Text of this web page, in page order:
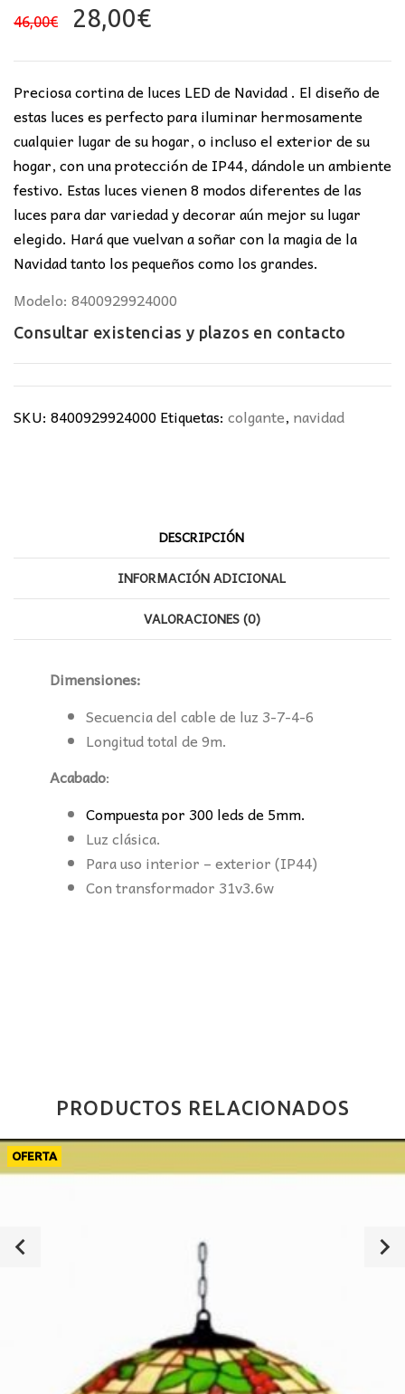
46,00€
El
original
era:
46,00€.
28,00€El
actual
es:
28,00€.
Preciosa cortina de luces LED de Navidad . El diseño de
estas luces es perfecto para iluminar hermosamente
cualquier lugar de su hogar, o incluso el exterior de su
hogar, con una protección de IP44, dándole un ambiente
festivo. Estas luces vienen 8 modos diferentes de las
luces para dar variedad y decorar aún mejor su lugar
elegido. Hará que vuelvan a soñar con la magia de la
Navidad tanto los pequeños como los grandes.
Modelo: 8400929924000
Consultar existencias y plazos en contacto
SKU: 8400929924000Etiquetas: colgante, navidad
DESCRIPCIÓN
INFORMACIÓN ADICIONAL
VALORACIONES (0)
Dimensiones:
Secuencia del cable de luz 3-7-4-6
Longitud total de 9m.
Acabado:
Compuesta por 300 leds de 5mm.
Luz clásica.
Para uso interior – exterior (IP44)
Con transformador 31v3.6w
PRODUCTOS RELACIONADOS
OFERTA